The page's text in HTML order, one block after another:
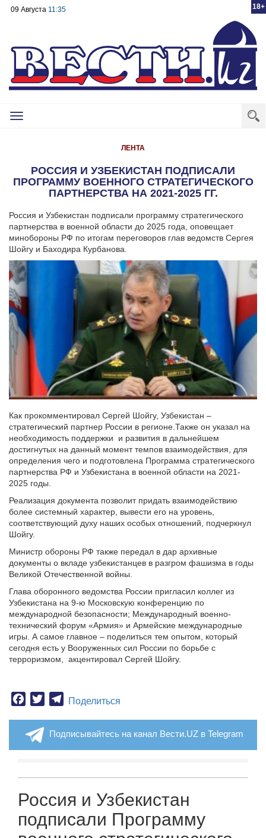
18+
09 Августа 11:35
Toggle
ЛЕНТА
РОССИЯ И УЗБЕКИСТАН ПОДПИСАЛИ
ПРОГРАММУ ВОЕННОГО СТРАТЕГИЧЕСКОГО
ПАРТНЕРСТВА НА 2021-2025 ГГ.
Россия и Узбекистан подписали программу стратегического
партнерства в военной области до 2025 года, оповещает
минобороны РФ по итогам переговоров глав ведомств Сергея
Шойгу и Баходира Курбанова.
Как прокомментировал Сергей Шойгу, Узбекистан –
стратегический партнер России в регионе.Также он указал на
необходимость поддержки и развития в дальнейшем
достигнутых на данный момент темпов взаимодействия, для
определения чего и подготовлена Программа стратегического
партнерства РФ и Узбекистана в военной области на 2021-
2025 годы.
Реализация документа позволит придать взаимодействию
более системный характер, вывести его на уровень,
соответствующий духу наших особых отношений, подчеркнул
Шойгу.
Министр обороны РФ также передал в дар архивные
документы о вкладе узбекистанцев в разгром фашизма в годы
Великой Отечественной войны.
Глава оборонного ведомства России пригласил коллег из
Узбекистана на 9-ю Московскую конференцию по
международной безопасности; Международный военно-
технический форум «Армия» и Армейские международные
игры. А самое главное – поделиться тем опытом, который
сегодня есть у Вооруженных сил России по борьбе с
терроризмом, акцентировал Сергей Шойгу.
Facebook
TwitterTelegram
Поделиться
Подписывайтесь на канал Вести.UZ в Telegram
Россия и Узбекистан
подписали Программу